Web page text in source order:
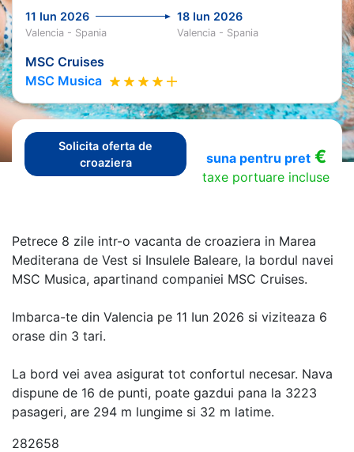
11 Iun 2026 18 Iun 2026
Valencia - Spania Valencia - Spania
MSC Cruises
MSC Musica
Solicita oferta de
croaziera
suna pentru pret€
taxe portuare incluse
Petrece 8 zile intr-o vacanta de croaziera in Marea
Mediterana de Vest si Insulele Baleare, la bordul navei
MSC Musica, apartinand companiei MSC Cruises.
Imbarca-te din Valencia pe 11 Iun 2026 si viziteaza 6
orase din 3 tari.
La bord vei avea asigurat tot confortul necesar. Nava
dispune de 16 de punti, poate gazdui pana la 3223
pasageri, are 294 m lungime si 32 m latime.
282658